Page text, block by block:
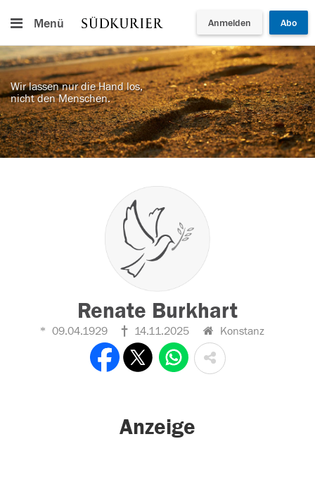
Menü Anmelden Abo
Wir lassen nur die Hand los,
nicht den Menschen.
Renate Burkhart
09.04.1929 14.11.2025 Konstanz
Anzeige